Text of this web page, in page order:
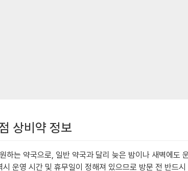
상비약 정보
는 약국으로, 일반 약국과 달리 늦은 밤이나 새벽에도
운영 시간 및 휴무일이 정해져 있으므로 방문 전 반드